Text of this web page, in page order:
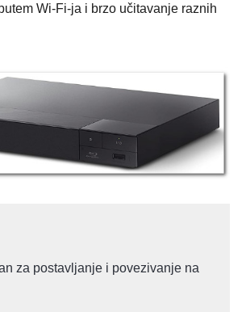
Wi-Fi-ja i brzo učitavanje raznih
za postavljanje i povezivanje na